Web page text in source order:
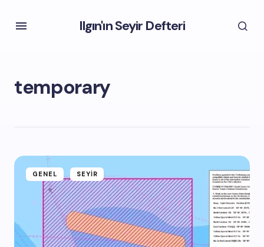
Ilgın'ın Seyir Defteri
temporary
GENEL SEYIR